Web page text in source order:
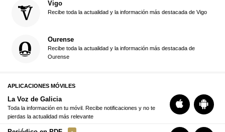
Vigo
Recibe toda la actualidad y la información más destacada de Vigo
Ourense
Recibe toda la actualidad y la información más destacada de
Ourense
APLICACIONES MÓVILES
La Voz de Galicia
Toda la información en tu móvil. Recibe notificaciones y no te
pierdas la actualidad más relevante